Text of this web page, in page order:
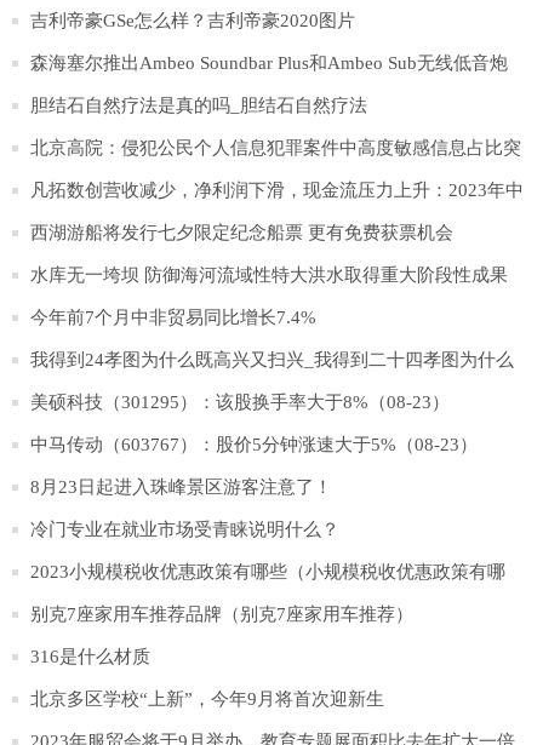
吉利帝豪GSe怎么样？吉利帝豪2020图片
森海塞尔推出Ambeo Soundbar Plus和Ambeo Sub无线低音炮
胆结石自然疗法是真的吗_胆结石自然疗法
北京高院：侵犯公民个人信息犯罪案件中高度敏感信息占比突
出
凡拓数创营收减少，净利润下滑，现金流压力上升：2023年中
报分析【BT财报快闪】
西湖游船将发行七夕限定纪念船票 更有免费获票机会
水库无一垮坝 防御海河流域性特大洪水取得重大阶段性成果
今年前7个月中非贸易同比增长7.4%
我得到24孝图为什么既高兴又扫兴_我得到二十四孝图为什么
既高兴又扫兴
美硕科技（301295）：该股换手率大于8%（08-23）
中马传动（603767）：股价5分钟涨速大于5%（08-23）
8月23日起进入珠峰景区游客注意了！
冷门专业在就业市场受青睐说明什么？
2023小规模税收优惠政策有哪些（小规模税收优惠政策有哪
些）
别克7座家用车推荐品牌（别克7座家用车推荐）
316是什么材质
北京多区学校“上新”，今年9月将首次迎新生
2023年服贸会将于9月举办，教育专题展面积比去年扩大一倍